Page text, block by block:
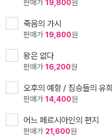
판매가 19,800원
죽음의 가시
판매가 19,800원
왕은 없다
판매가 16,200원
오후의 예항 / 짐승들의 유희
판매가 14,400원
어느 페르시아인의 편지
판매가 21,600원